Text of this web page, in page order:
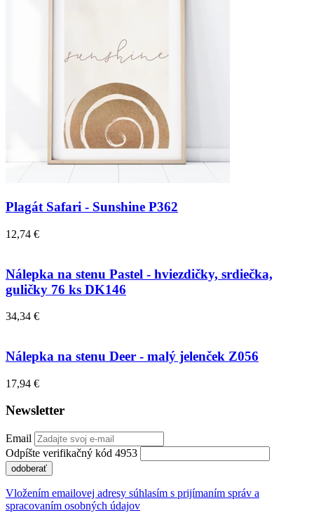
Plagát Safari - Sunshine P362
12,74 €
Nálepka na stenu Pastel - hviezdičky, srdiečka,
guličky 76 ks DK146
34,34 €
Nálepka na stenu Deer - malý jelenček Z056
17,94 €
Newsletter
Email
Odpíšte verifikačný kód 4953
odoberať
Vložením emailovej adresy súhlasím s prijímaním správ a
spracovaním osobných údajov